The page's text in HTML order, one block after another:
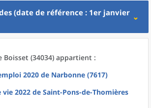
(date de référence : 1er janvier
Boisset (34034) appartient :
2020 de Narbonne (7617)
vie 2022 de Saint-Pons-de-Thomières